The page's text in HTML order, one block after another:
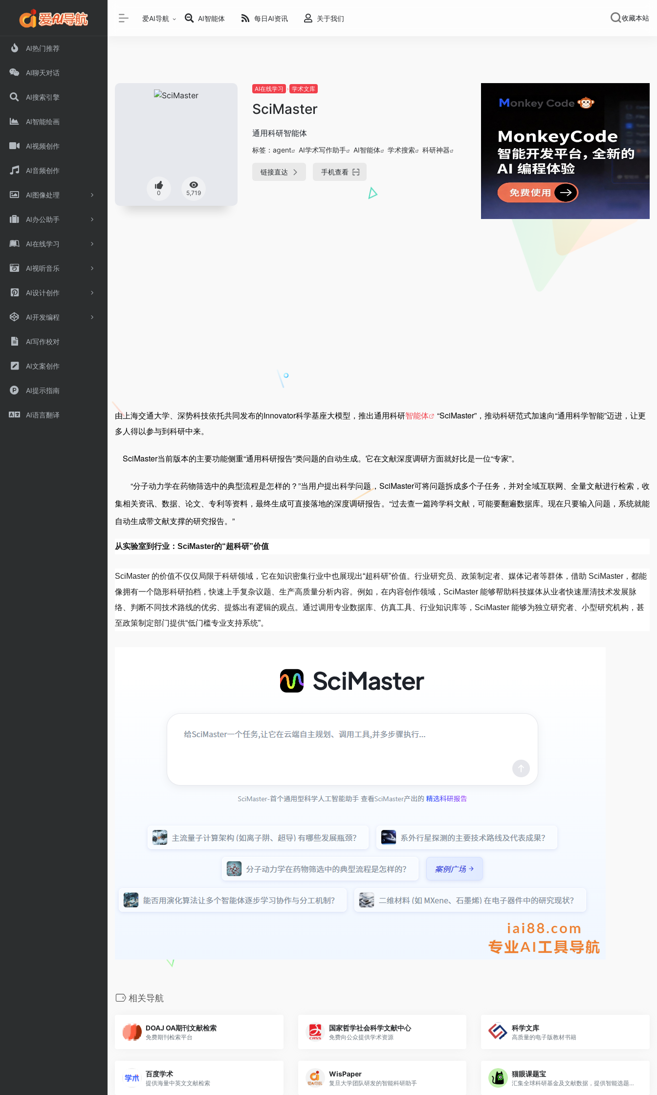
AI热门推荐
AI聊天对话
AI搜索引擎
AI智能绘画
AI视频创作
AI音频创作
AI图像处理
AI办公助手
AI在线学习
AI视听音乐
AI设计创作
AI开发编程
AI写作校对
AI文案创作
AI提示指南
AI语言翻译
爱AI导航 AI智能体 每日AI资讯 关于我们 收藏本站
0 5,719
AI在线学习 学术文库
SciMaster
通用科研智能体
标签： agent AI学术写作助手 AI智能体 学术搜索 科研神器
链接直达 手机查看
由上海交通大学、深势科技依托共同发布的Innovator科学基座大模型，推出通用科研智能体
“SciMaster”，推动科研范式加速向“通用科学智能”迈进，让更
多人得以参与到科研中来。
SciMaster当前版本的主要功能侧重“通用科研报告”类问题的自动生成。它在文献深度调研方面就好比是一位“专家”。
“分子动力学在药物筛选中的典型流程是怎样的？”当用户提出科学问题，SciMaster可将问题拆成多个子任务，并对全域互联网、全量文献进行检索，收
集相关资讯、数据、论文、专利等资料，最终生成可直接落地的深度调研报告。“过去查一篇跨学科文献，可能要翻遍数据库。现在只要输入问题，系统就能
自动生成带文献支撑的研究报告。”
从实验室到行业：SciMaster的“超科研”价值
SciMaster 的价值不仅仅局限于科研领域，它在知识密集行业中也展现出“超科研”价值。行业研究员、政策制定者、媒体记者等群体，借助 SciMaster，都能
像拥有一个隐形科研拍档，快速上手复杂议题、生产高质量分析内容。例如，在内容创作领域，SciMaster 能够帮助科技媒体从业者快速厘清技术发展脉
络、判断不同技术路线的优劣、提炼出有逻辑的观点。通过调用专业数据库、仿真工具、行业知识库等，SciMaster 能够为独立研究者、小型研究机构，甚
至政策制定部门提供“低门槛专业支持系统”。
相关导航
DOAJ OA期刊文献检索
免费期刊检索平台
国家哲学社会科学文献中心
免费向公众提供学术资源
科学文库
高质量的电子版教材书籍
百度学术
提供海量中英文文献检索
WisPaper
复旦大学团队研发的智能科研助手
猫眼课题宝
汇集全球科研基金及文献数据，提供智能选题服务